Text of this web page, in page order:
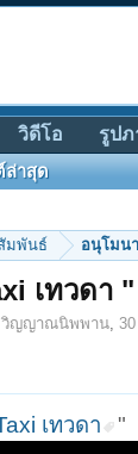
มพันธ์ อนุโมน
เทวดา "
วิญญาณนิพพาน,
เทวดา "
ล่าสุด
วิดีโอ รูปภ